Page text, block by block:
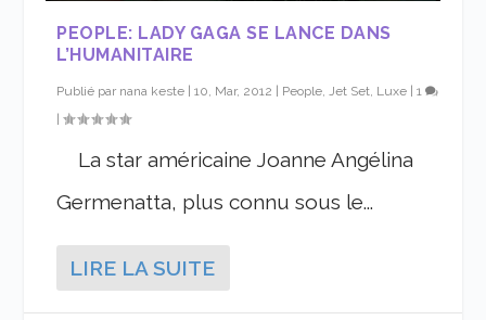
PEOPLE: LADY GAGA SE LANCE DANS
L’HUMANITAIRE
Publié par nana keste |10, Mar, 2012 | People, Jet Set, Luxe |1
|
La star américaine Joanne Angélina
Germenatta, plus connu sous le...
LIRE LA SUITE